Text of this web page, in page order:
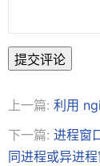
提交评论
上一篇: 利用
下一篇: 进程窗
同进程或异进程